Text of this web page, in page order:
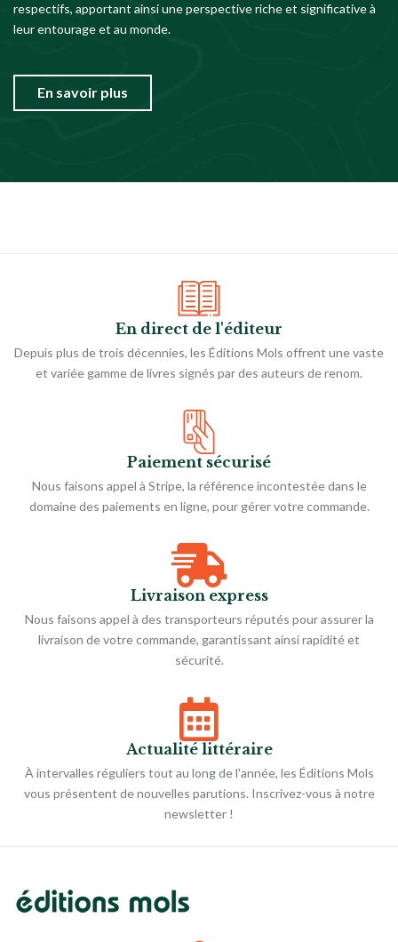
respectifs, apportant ainsi une perspective riche et significative à
leur entourage et au monde.
En savoir plus
En direct de l'éditeur
Depuis plus de trois décennies, les Éditions Mols offrent une vaste
et variée gamme de livres signés par des auteurs de renom.
Paiement sécurisé
Nous faisons appel à Stripe, la référence incontestée dans le
domaine des paiements en ligne, pour gérer votre commande.
Livraison express
Nous faisons appel à des transporteurs réputés pour assurer la
livraison de votre commande, garantissant ainsi rapidité et
sécurité.
Actualité littéraire
À intervalles réguliers tout au long de l'année, les Éditions Mols
vous présentent de nouvelles parutions. Inscrivez-vous à notre
newsletter !